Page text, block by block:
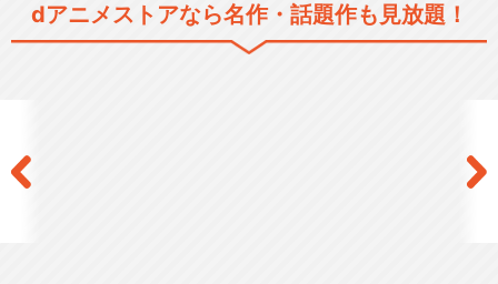
Fate/Apocrypha
dアニメストアなら名作・話題作も見放題！